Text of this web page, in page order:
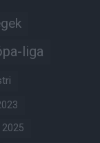
liga
2025